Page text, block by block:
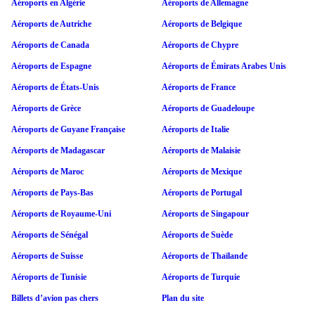
Aéroports en Algérie Aéroports de Allemagne
Aéroports de Autriche Aéroports de Belgique
Aéroports de Canada Aéroports de Chypre
Aéroports de Espagne Aéroports de Émirats Arabes Unis
Aéroports de États-Unis Aéroports de France
Aéroports de Grèce Aéroports de Guadeloupe
Aéroports de Guyane Française Aéroports de Italie
Aéroports de Madagascar Aéroports de Malaisie
Aéroports de Maroc Aéroports de Mexique
Aéroports de Pays-Bas Aéroports de Portugal
Aéroports de Royaume-Uni Aéroports de Singapour
Aéroports de Sénégal Aéroports de Suède
Aéroports de Suisse Aéroports de Thaïlande
Aéroports de Tunisie Aéroports de Turquie
Billets d’avion pas chers Plan du site